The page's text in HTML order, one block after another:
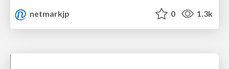
netmarkjp
0 1.3k